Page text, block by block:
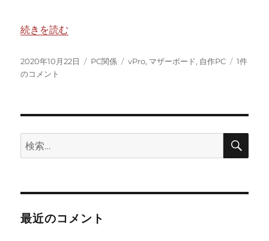
“Intel 10世代 Core iでvPro対応システムを組んだ話” の
続きを読む
投
稿
2020年10月22日
カ
PC関係
タ
vPro, マザーボード, 自作PC
Intel
で
vPro
対
1件
のコメント
検
索:
検
最近のコメント